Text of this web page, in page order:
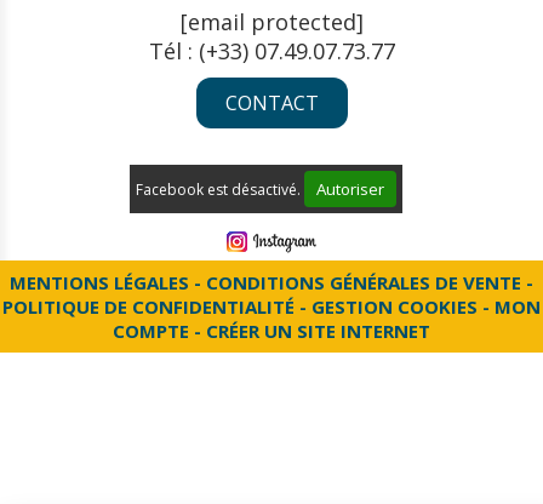
[email protected]
Tél : (+33) 07.49.07.73.77
CONTACT
Facebook est désactivé. Autoriser
MENTIONS LÉGALES
CONDITIONS GÉNÉRALES DE VENTE
POLITIQUE DE CONFIDENTIALITÉ
GESTION COOKIES
MON
COMPTE
CRÉER UN SITE INTERNET